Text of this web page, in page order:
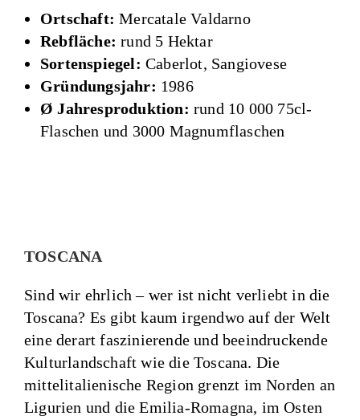
Ortschaft: Mercatale Valdarno
Rebfläche: rund 5 Hektar
Sortenspiegel: Caberlot, Sangiovese
Gründungsjahr: 1986
Ø Jahresproduktion: rund 10 000 75cl-
Flaschen und 3000 Magnumflaschen
TOSCANA
Sind wir ehrlich – wer ist nicht verliebt in die
Toscana? Es gibt kaum irgendwo auf der Welt
eine derart faszinierende und beeindruckende
Kulturlandschaft wie die Toscana. Die
mittelitalienische Region grenzt im Norden an
Ligurien und die Emilia-Romagna, im Osten